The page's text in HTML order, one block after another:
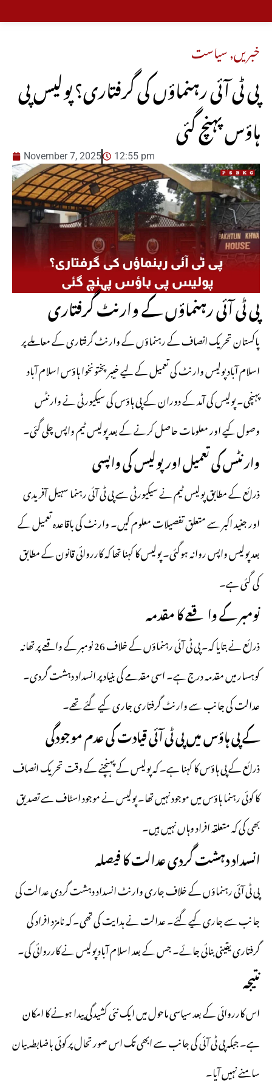
خبریں,سیاست
پی ٹی آئی رہنماؤں کی گرفتاری؟ پولیس پی
ہاؤس پہنچ گئی
November 7, 2025 12:55 pm
پی ٹی آئی رہنماؤں کے وارنٹ گرفتاری
پاکستان تحریک انصاف کے رہنماؤں کے وارنٹ گرفتاری کے معاملے پر
اسلام آباد پولیس وارنٹ کی تعمیل کے لیےخیبرپختونخوا ہاؤساسلام آباد
پہنچی۔ پولیس کی آمد کے دوران کے پی ہاؤس کی سیکیورٹی نے وارنٹس
وصول کیے اور معلومات حاصل کرنے کے بعد پولیس ٹیم واپس چلی گئی۔
وارنٹس کی تعمیل اور پولیس کی واپسی
ذرائع کے مطابق پولیس ٹیم نے سیکیورٹی سے پی ٹی آئی رہنما سہیل آفریدی
اور جنید اکبر سے متعلق تفصیلات معلوم کیں۔ وارنٹ کی باقاعدہ تعمیل کے
بعد پولیس واپس روانہ ہوگئی۔ پولیس کا کہنا تھا کہ کارروائی قانون کے مطابق
کی گئی ہے۔
نومبر کے واقعے کا مقدمہ
ذرائع نے بتایا کہ۔ پی ٹی آئی رہنماؤں کے خلاف 26 نومبر کے واقعے پر تھانہ
کوہسار میں مقدمہ درج ہے۔ اسی مقدمے کی بنیاد پر انسداد دہشت گردی۔
عدالت کی جانب سے وارنٹ گرفتاری جاری کیے گئے تھے۔
کے پی ہاؤس میں پی ٹی آئی قیادت کی عدم موجودگی
ذرائع کے پی ہاؤس کا کہنا ہے۔ کہ پولیس کے پہنچنے کے وقت تحریک انصاف
کا کوئی رہنما ہاؤس میں موجود نہیں تھا۔ پولیس نے موجود اسٹاف سے تصدیق
بھی کی کہ متعلقہ افراد وہاں نہیں ہیں۔
انسداد دہشت گردی عدالت کا فیصلہ
پی ٹی آئی رہنماؤں کے خلاف جاری وارنٹ انسداد دہشت گردی عدالت کی
جانب سے جاری کیے گئے۔ عدالت نے ہدایت کی تھی۔ کہ نامزد افراد کی
گرفتاری یقینی بنائی جائے۔ جس کے بعد اسلام آباد پولیس نے کارروائی کی۔
نتیجہ
اس کارروائی کے بعد سیاسی ماحول میں ایک نئی کشیدگی پیدا ہونے کا امکان
ہے۔ جبکہ پی ٹی آئی کی جانب سے ابھی تک اس صورتحال پر کوئی باضابطہ بیان
سامنے نہیں آیا۔